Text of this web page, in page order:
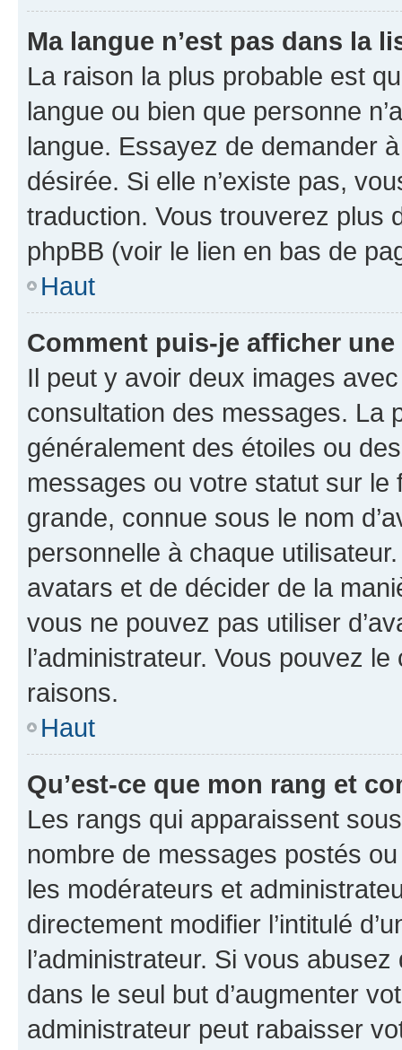
Ma langue n’est pas dans la
La raison la plus probable est
langue ou bien que personne
langue. Essayez de demander
désirée. Si elle n’existe pas,
traduction. Vous trouverez plus
phpBB (voir le lien en bas de
Haut
Comment puis-je afficher
Il peut y avoir deux images
consultation des messages. La
généralement des étoiles ou
messages ou votre statut sur
grande, connue sous le nom
personnelle à chaque utilisateur.
avatars et de décider de la
vous ne pouvez pas utiliser
l’administrateur. Vous pouvez
raisons.
Haut
Qu’est-ce que mon rang et
Les rangs qui apparaissent
nombre de messages postés
les modérateurs et
directement modifier l’intitulé
l’administrateur. Si vous
dans le seul but d’augmenter
administrateur peut rabaisser